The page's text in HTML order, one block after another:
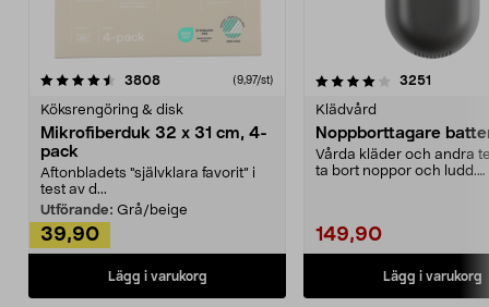
3808recensioner (9,97/st)
Köksrengöring & disk
Mikrofiberduk 32 x 31 cm, 4-
pack
Aftonbladets "självklara favorit” i
test av d...
Utförande: Grå/beige
39,90
Lägg i varukorg
4.0av 5 stjärnor 3251
Klädvård
Noppborttagare
Vårda kläder och andra
ta bort noppor och ludd.
149,90
Lägg i varukorg
4.5av 5 stjärnor